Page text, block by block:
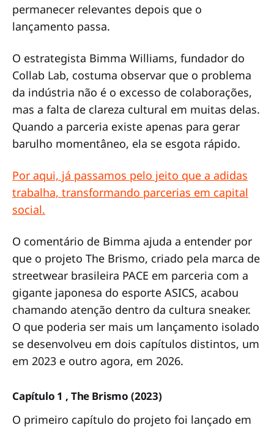
permanecer relevantes depois que o
lançamento passa.
O estrategista Bimma Williams, fundador do
Collab Lab, costuma observar que o problema
da indústria não é o excesso de colaborações,
mas a falta de clareza cultural em muitas delas.
Quando a parceria existe apenas para gerar
barulho momentâneo, ela se esgota rápido.
Por aqui, já passamos pelo jeito que a adidas
trabalha, transformando parcerias em capital
social.
O comentário de Bimma ajuda a entender por
que o projeto The Brismo, criado pela marca de
streetwear brasileira PACE em parceria com a
gigante japonesa do esporte ASICS, acabou
chamando atenção dentro da cultura sneaker.
O que poderia ser mais um lançamento isolado
se desenvolveu em dois capítulos distintos, um
em 2023 e outro agora, em 2026.
Capítulo 1 , The Brismo (2023)
O primeiro capítulo do projeto foi lançado em